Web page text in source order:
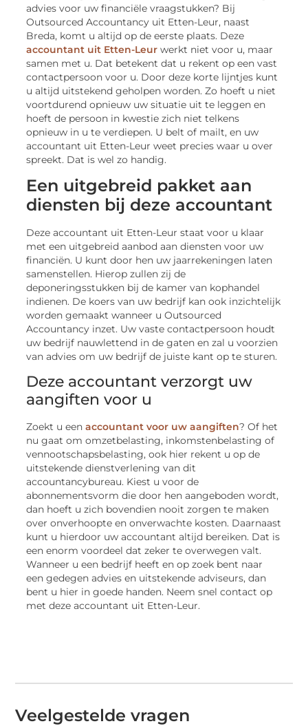
advies voor uw financiële vraagstukken? Bij
Outsourced Accountancy uit Etten-Leur, naast
Breda, komt u altijd op de eerste plaats. Deze
accountant uit Etten-Leur werkt niet voor u, maar
samen met u. Dat betekent dat u rekent op een vast
contactpersoon voor u. Door deze korte lijntjes kunt
u altijd uitstekend geholpen worden. Zo hoeft u niet
voortdurend opnieuw uw situatie uit te leggen en
hoeft de persoon in kwestie zich niet telkens
opnieuw in u te verdiepen. U belt of mailt, en uw
accountant uit Etten-Leur weet precies waar u over
spreekt. Dat is wel zo handig.
Een uitgebreid pakket aan
diensten bij deze accountant
Deze accountant uit Etten-Leur staat voor u klaar
met een uitgebreid aanbod aan diensten voor uw
financiën. U kunt door hen uw jaarrekeningen laten
samenstellen. Hierop zullen zij de
deponeringsstukken bij de kamer van kophandel
indienen. De koers van uw bedrijf kan ook inzichtelijk
worden gemaakt wanneer u Outsourced
Accountancy inzet. Uw vaste contactpersoon houdt
uw bedrijf nauwlettend in de gaten en zal u voorzien
van advies om uw bedrijf de juiste kant op te sturen.
Deze accountant verzorgt uw
aangiften voor u
Zoekt u eenaccountant voor uw aangiften? Of het
nu gaat om omzetbelasting, inkomstenbelasting of
vennootschapsbelasting, ook hier rekent u op de
uitstekende dienstverlening van dit
accountancybureau. Kiest u voor de
abonnementsvorm die door hen aangeboden wordt,
dan hoeft u zich bovendien nooit zorgen te maken
over onverhoopte en onverwachte kosten. Daarnaast
kunt u hierdoor uw accountant altijd bereiken. Dat is
een enorm voordeel dat zeker te overwegen valt.
Wanneer u een bedrijf heeft en op zoek bent naar
een gedegen advies en uitstekende adviseurs, dan
bent u hier in goede handen. Neem snel contact op
met deze accountant uit Etten-Leur.
Veelgestelde vragen